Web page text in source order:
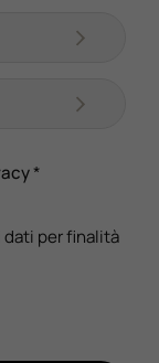
*
per finalità